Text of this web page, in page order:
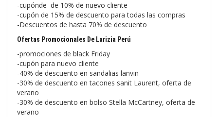
-cupónde de 10% de nuevo cliente
-cupón de 15% de descuento para todas las compras
-Descuentos de hasta 70% de descuento
Ofertas Promocionales De Larizia Perú
-promociones de black Friday
-cupón para nuevo cliente
-40% de descuento en sandalias lanvin
-30% de descuento en tacones sanit Laurent, oferta de
verano
-30% de descuento en bolso Stella McCartney, oferta de
verano